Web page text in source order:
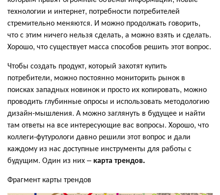
технологии и интернет, потребности потребителей
стремительно меняются. И можно продолжать говорить,
что с этим ничего нельзя сделать, а можно взять и сделать.
Хорошо, что существует масса способов решить этот вопрос.
Чтобы создать продукт, который захотят купить
потребители, можно постоянно мониторить рынок в
поисках западных новинок и просто их копировать, можно
проводить глубинные опросы и использовать методологию
дизайн-мышления. А можно заглянуть в будущее и найти
там ответы на все интересующие вас вопросы. Хорошо, что
коллеги-футурологи давно решили этот вопрос и дали
каждому из нас доступные инструменты для работы с
будущим. Один из них – карта трендов.
Фрагмент карты трендов